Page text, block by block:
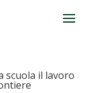
scuola il lavoro